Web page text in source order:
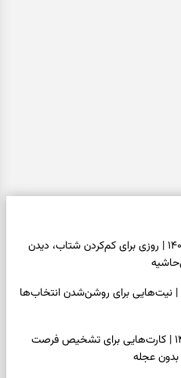
فال روزانه امروز یکشنبه ۱۸ مرداد ۱۴۰۵ | روزی برای کم‌کردن شتاب، دیدن
فال ابجد امروز شنبه ۱۷ مرداد ۱۴۰۵ | نیت‌هایی برای روشن‌شدن انتخاب‌ها
فال تاروت امروز شنبه ۱۷ مرداد ۱۴۰۵ | کارت‌هایی برای تشخیص فرصت
عجله